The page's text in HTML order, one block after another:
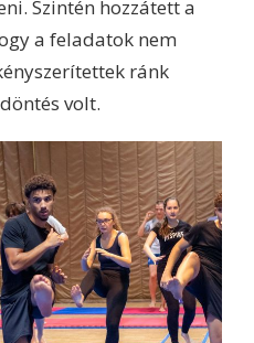
Szintén hozzátett a
a feladatok nem
ránk
volt.